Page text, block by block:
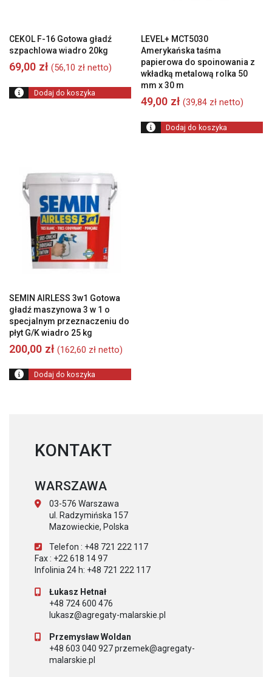
CEKOL F-16 Gotowa gładź
szpachlowa wiadro 20kg
69,00 zł (56,10 zł netto)
Dodaj do koszyka
LEVEL+ MCT5030
Amerykańska taśma
papierowa do spoinowania z
wkładką metalową rolka 50
mm x 30 m
49,00 zł (39,84 zł netto)
Dodaj do koszyka
SEMIN AIRLESS 3w1 Gotowa
gładź maszynowa 3 w 1 o
specjalnym przeznaczeniu do
płyt G/K wiadro 25 kg
200,00 zł (162,60 zł netto)
Dodaj do koszyka
KONTAKT
WARSZAWA
03-576 Warszawa
ul. Radzymińska 157
Mazowieckie, Polska
Telefon : +48 721 222 117
Fax : +22 618 14 97
Infolinia 24 h: +48 721 222 117
Łukasz Hetnał
+48 724 600 476
lukasz@agregaty-malarskie.pl
Przemysław Woldan
+48 603 040 927 przemek@agregaty-
malarskie.pl